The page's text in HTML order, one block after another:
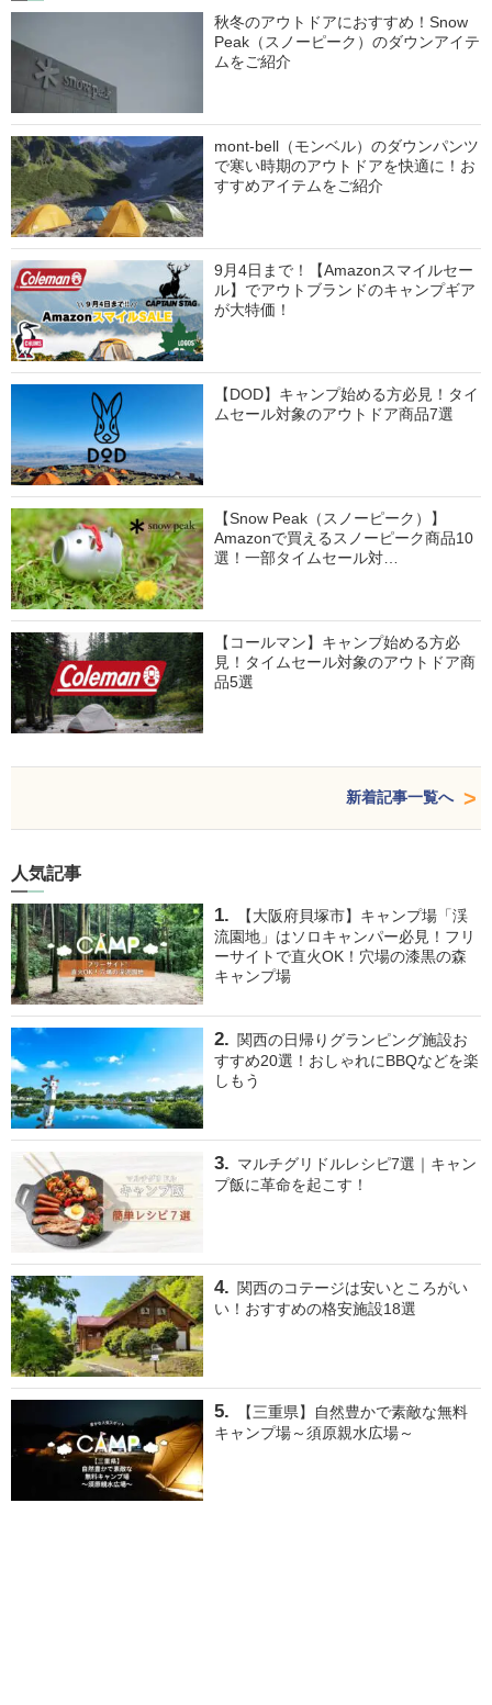
秋冬のアウトドアにおすすめ！Snow
Peak（スノーピーク）のダウンアイテ
ムをご紹介
mont-bell（モンベル）のダウンパンツ
で寒い時期のアウトドアを快適に！お
すすめアイテムをご紹介
9月4日まで！【Amazonスマイルセー
ル】でアウトブランドのキャンプギア
が大特価！
【DOD】キャンプ始める方必見！タイ
ムセール対象のアウトドア商品7選
【Snow Peak（スノーピーク）】
Amazonで買えるスノーピーク商品10
選！一部タイムセール対…
【コールマン】キャンプ始める方必
見！タイムセール対象のアウトドア商
品5選
新着記事一覧へ
人気記事
【大阪府貝塚市】キャンプ場「渓
流園地」はソロキャンパー必見！フリ
ーサイトで直火OK！穴場の漆黒の森
キャンプ場
関西の日帰りグランピング施設お
すすめ20選！おしゃれにBBQなどを楽
しもう
マルチグリドルレシピ7選｜キャン
プ飯に革命を起こす！
関西のコテージは安いところがい
い！おすすめの格安施設18選
【三重県】自然豊かで素敵な無料
キャンプ場～須原親水広場～